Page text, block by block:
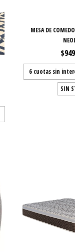
MESA DE
6 cuotas sin
SIN